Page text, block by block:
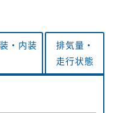
・ 内装
排気量・
走行状態